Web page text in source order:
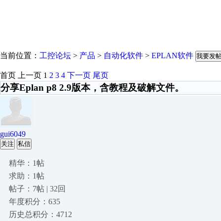
当前位置： 工控论坛 > 产品 > 自动化软件 > EPLAN软件 我要发
首页 上一页 1 2 3 4 下一页 尾页
分享Eplan p8 2.9版本，含教程及破解文件。
gui6049
关注 私信
精华：1帖
求助：1帖
帖子：7帖 | 32回
年度积分：635
历史总积分：4712